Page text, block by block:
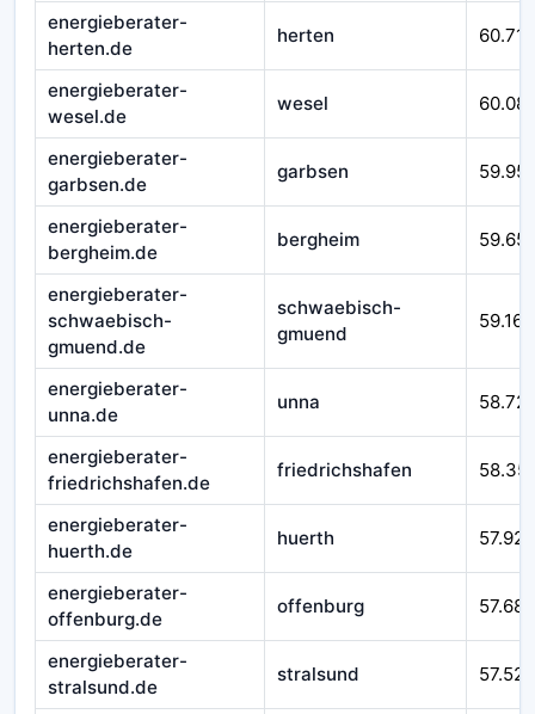
energieberater-
herten.de
herten 60.710
energieberater-
wesel.de
wesel
energieberater-
garbsen.de
garbsen
energieberater-
bergheim.de
bergheim
energieberater-
schwaebisch-
gmuend.de
schwaebisch-
gmuend
59.166
energieberater-
unna.de
unna
energieberater-
friedrichshafen.de
friedrichshafen
energieberater-
huerth.de
huerth 57.925
energieberater-
offenburg.de
offenburg 57.687
energieberater-
stralsund.de
stralsund 57.525